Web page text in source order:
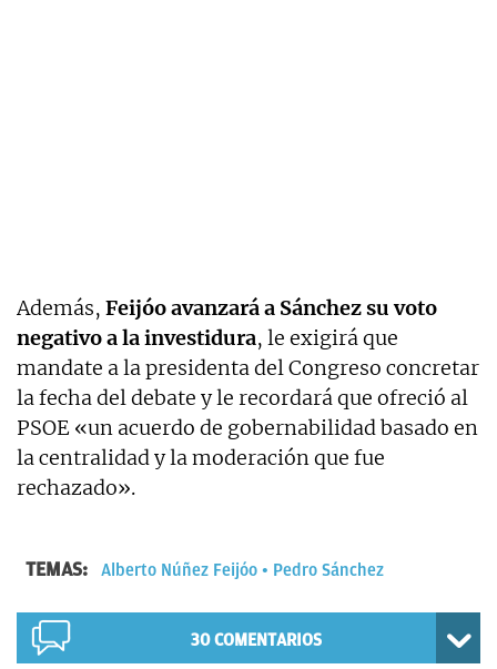
Además, Feijóo avanzará a Sánchez su voto
negativo a la investidura, le exigirá que
mandate a la presidenta del Congreso concretar
la fecha del debate y le recordará que ofreció al
PSOE «un acuerdo de gobernabilidad basado en
la centralidad y la moderación que fue
rechazado».
TEMAS: Alberto Núñez Feijóo Pedro Sánchez
30COMENTARIOS